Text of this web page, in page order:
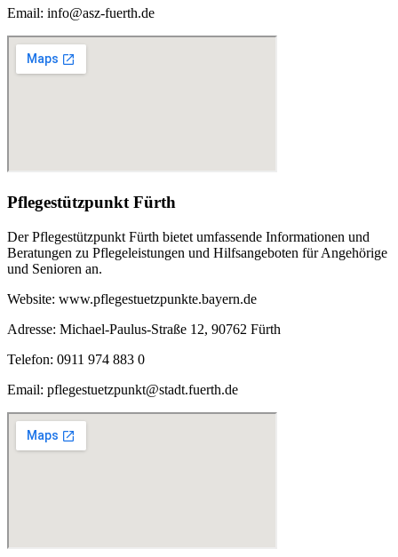
Email: info@asz-fuerth.de
Pflegestützpunkt Fürth
Der Pflegestützpunkt Fürth bietet umfassende Informationen und
Beratungen zu Pflegeleistungen und Hilfsangeboten für Angehörige
und Senioren an.
Website: www.pflegestuetzpunkte.bayern.de
Adresse: Michael-Paulus-Straße 12, 90762 Fürth
Telefon: 0911 974 883 0
Email: pflegestuetzpunkt@stadt.fuerth.de